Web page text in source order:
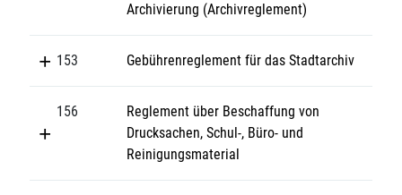
Archivierung (Archivreglement)
153 Gebührenreglement für das Stadtarchiv
156
Reglement über Beschaffung von
Drucksachen, Schul-, Büro- und
Reinigungsmaterial